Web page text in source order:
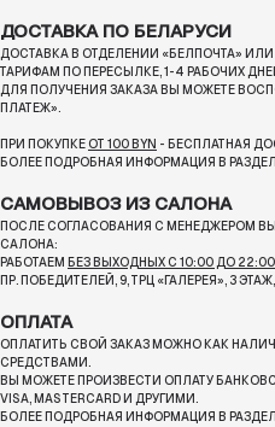
ДОСТАВКА ПО БЕЛАРУСИ
ДОСТАВКА В ОТДЕЛЕНИИ «БЕЛПОЧТА»
ТАРИФАМ ПО ПЕРЕСЫЛКЕ, 1-4 РАБОЧИХ
ДЛЯ ПОЛУЧЕНИЯ ЗАКАЗА ВЫ МОЖЕТЕ
ПЛАТЕЖ».
ПРИ ПОКУПКЕ ОТ 100 BYN - БЕСПЛАТНАЯ
БОЛЕЕ ПОДРОБНАЯ ИНФОРМАЦИЯ В
САМОВЫВОЗ ИЗ САЛОНА
ПОСЛЕ СОГЛАСОВАНИЯ С МЕНЕДЖЕРОМ ВЫ
САЛОНА:
РАБОТАЕМ БЕЗ ВЫХОДНЫХ С 10:00 ДО 22:00
ПР. ПОБЕДИТЕЛЕЙ, 9, ТРЦ «ГАЛЕРЕЯ», 3
ОПЛАТА
ОПЛАТИТЬ СВОЙ ЗАКАЗ МОЖНО КАК
СРЕДСТВАМИ.
ВЫ МОЖЕТЕ ПРОИЗВЕСТИ ОПЛАТУ
VISA, MASTERCARD И ДРУГИМИ.
БОЛЕЕ ПОДРОБНАЯ ИНФОРМАЦИЯ В